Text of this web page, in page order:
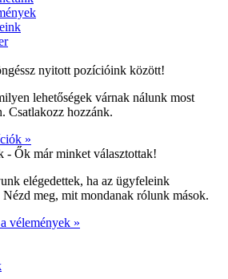
nyitott pozícióink között!
lehetőségek várnak nálunk most
Csatlakozz hozzánk.
»
- Ők már minket választottak!
elégedettek, ha az ügyfeleink
Nézd meg, mit mondanak rólunk mások.
vélemények »